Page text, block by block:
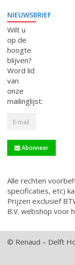
NIEUWSBRIEF
Wilt u
op de
hoogte
blijven?
Word lid
van
onze
mailinglijst:
Abonneer
Alle rechten
specificaties, etc)
Prijzen exclusief
B.V. webshop voor
© Renaud – Delft